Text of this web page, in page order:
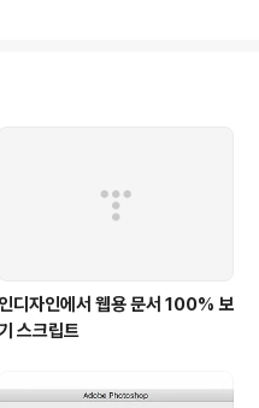
인디자인에서 웹용 문서 100% 보
기 스크립트